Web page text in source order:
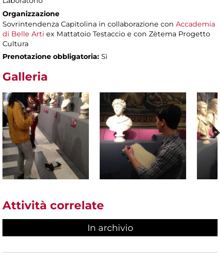
Organizzazione
Sovrintendenza Capitolina in collaborazione con Accademia
di Belle Arti ex Mattatoio Testaccio e con Zètema Progetto
Cultura
Prenotazione obbligatoria: Sì
Galleria
Attività correlate
In archivio